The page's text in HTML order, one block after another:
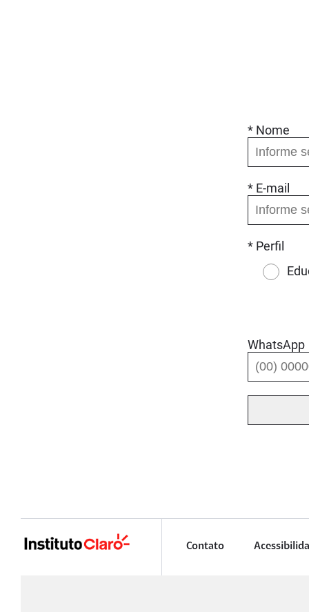
* Nome
* E-mail
* Perfil
WhatsApp
Contato